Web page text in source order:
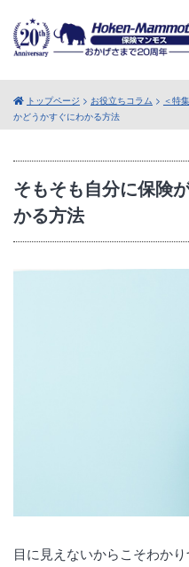
トップページ > お役立ちコラム > ＜特
かどうかすぐにわかる方法
そもそも自分に保険
かる方法
目に見えないからこそわか